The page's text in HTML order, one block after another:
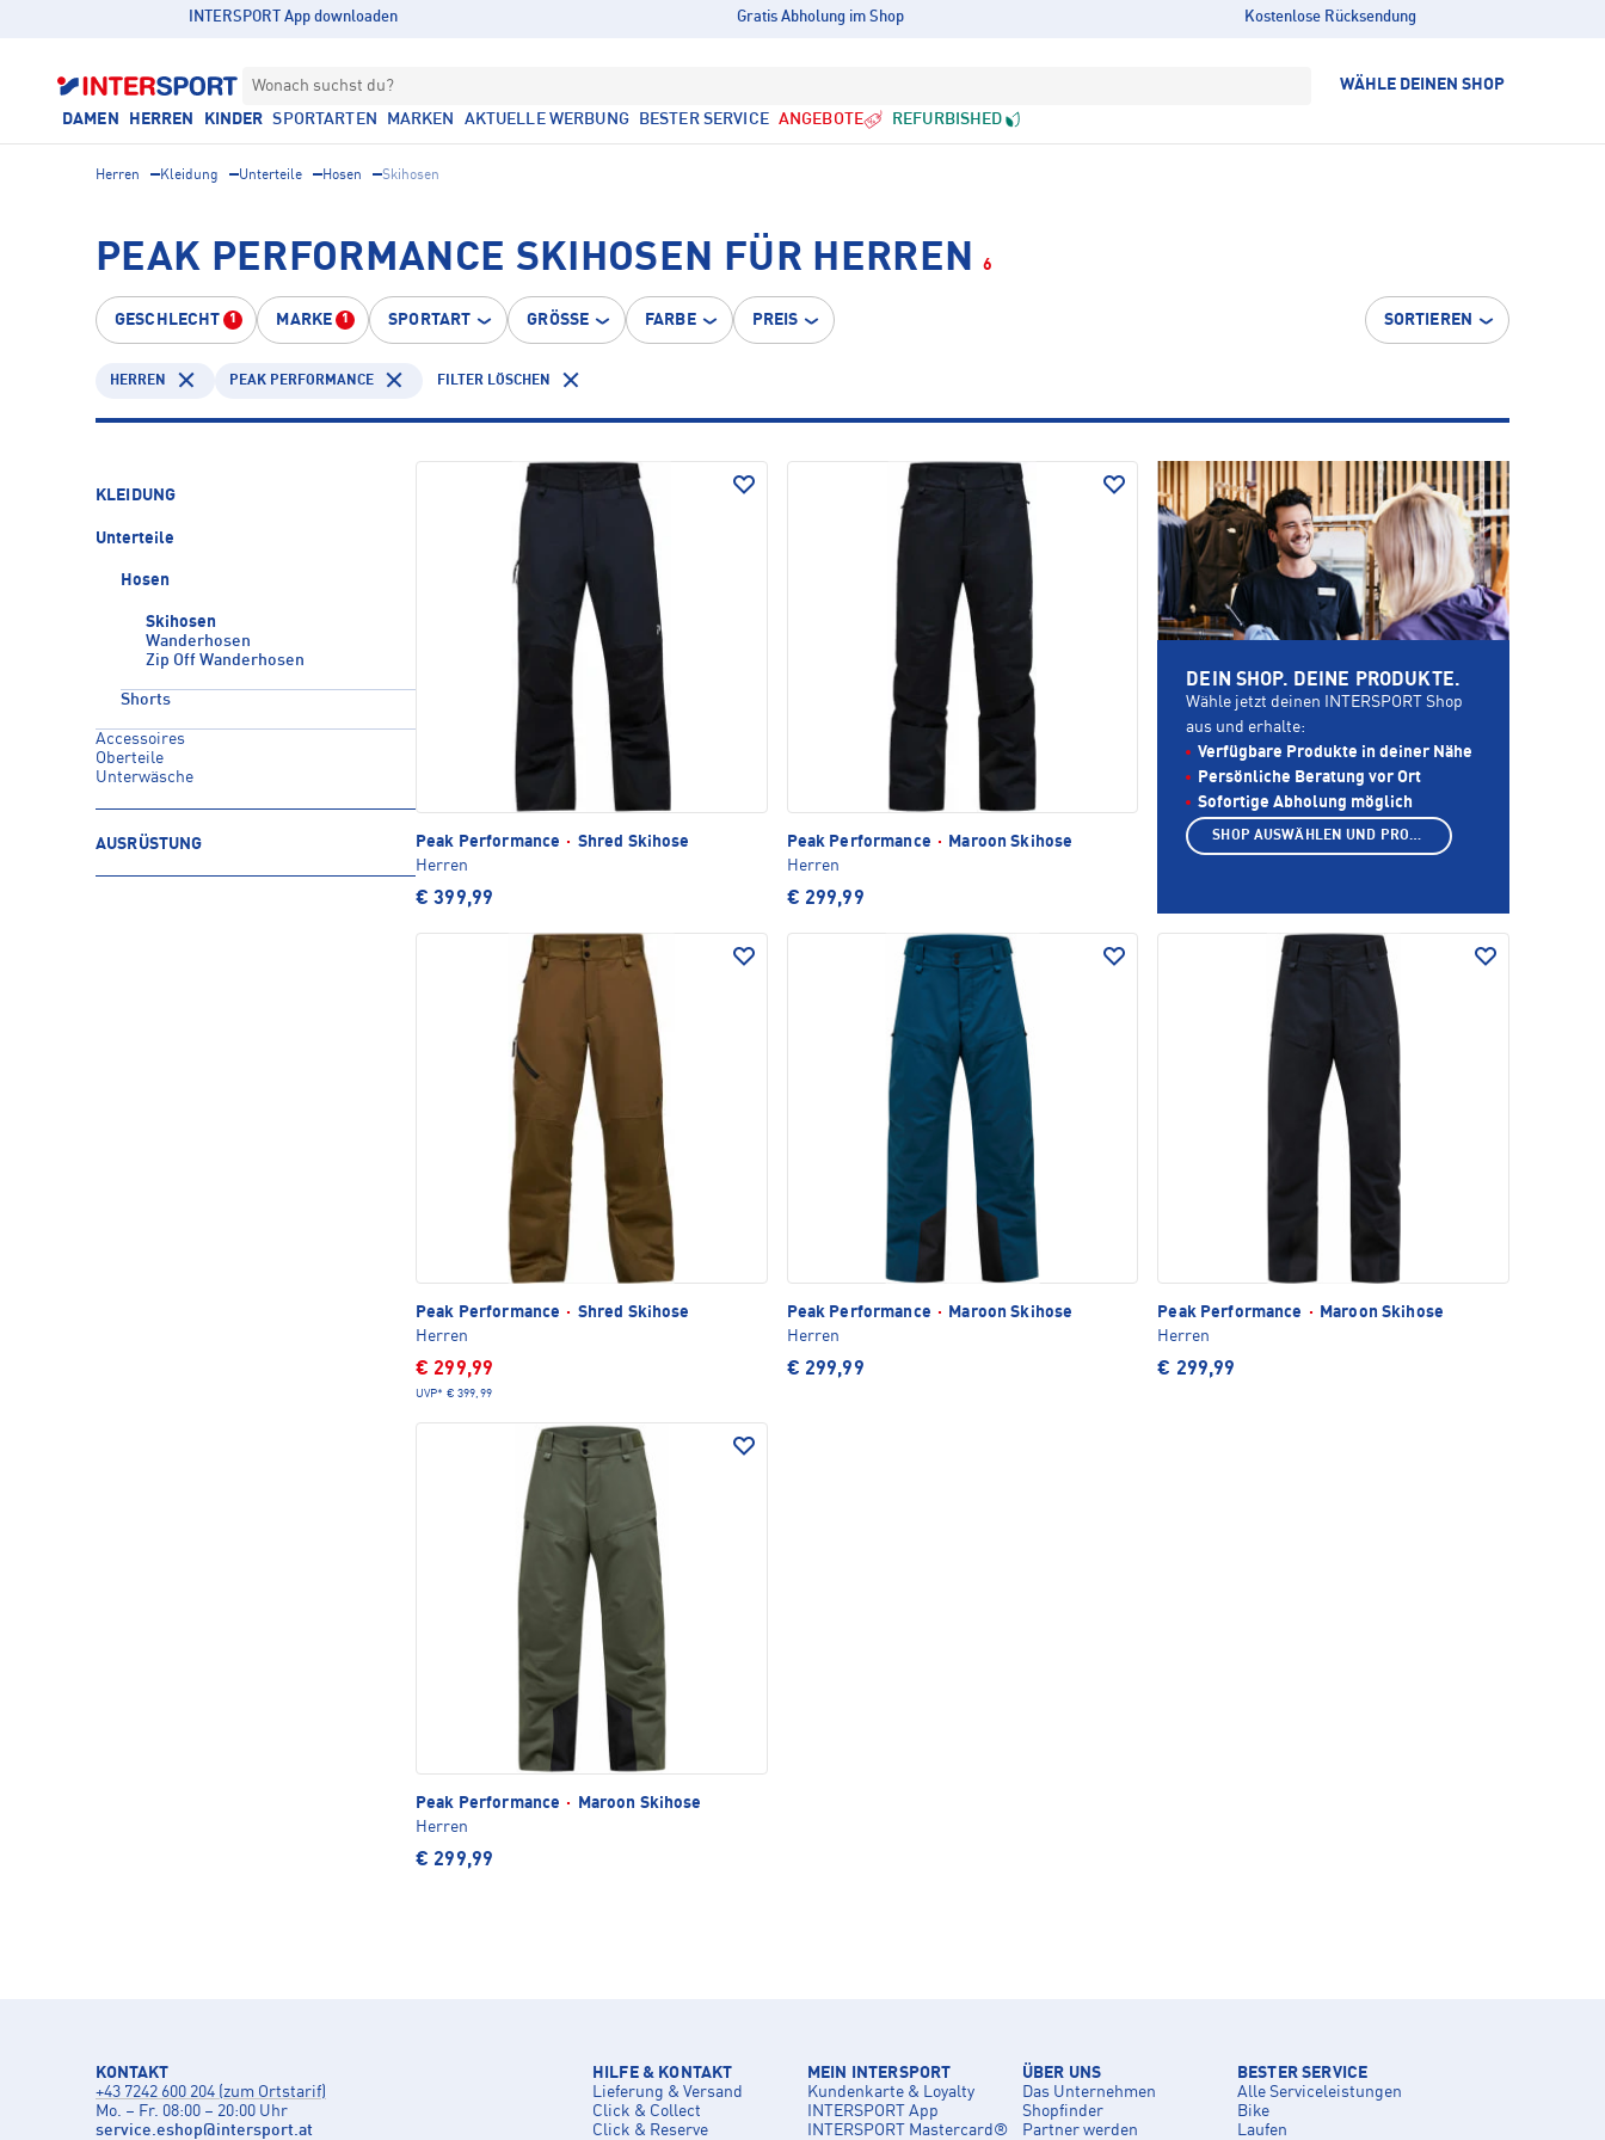
INTERSPORT App downloaden Gratis Abholung im Shop Kostenlose Rücksendung
Wonach suchst du? WÄHLE DEINEN SHOP
DAMEN HERREN KINDER SPORTARTEN MARKEN AKTUELLE WERBUNG BESTER SERVICE ANGEBOTE REFURBISHED
Herren Kleidung Unterteile Hosen Skihosen
PEAK PERFORMANCE SKIHOSEN FÜR HERREN 6
GESCHLECHT 1 MARKE 1 SPORTART GRÖSSE FARBE PREIS SORTIEREN
HERREN PEAK PERFORMANCE FILTER LÖSCHEN
KLEIDUNG
Unterteile
Hosen
Skihosen
Wanderhosen
Zip Off Wanderhosen
Shorts
Accessoires
Oberteile
Unterwäsche
AUSRÜSTUNG Peak Performance · Shred Skihose
Herren
€ 399,99
Peak Performance ·
Maroon Skihose
Herren
€ 299,99
Peak Performance · Shred Skihose
Herren
€ 299,99
UVP* € 399,99
Peak Performance ·
Maroon Skihose
Herren
€ 299,99
Peak Performance ·
Maroon Skihose
Herren
€ 299,99
Peak Performance ·
Maroon Skihose
Herren
€ 299,99
DEIN SHOP. DEINE PRODUKTE.
Wähle jetzt deinen INTERSPORT Shop
aus und erhalte:
Verfügbare Produkte in deiner Nähe
Persönliche Beratung vor Ort
Sofortige Abholung möglich
SHOP AUSWÄHLEN UND PRODUKTE ANZEIGEN
KONTAKT
+43 7242 600 204 (zum Ortstarif)
Mo. – Fr. 08:00 – 20:00 Uhr
service.eshop@intersport.at
HILFE & KONTAKT
Lieferung & Versand
Click & Collect
Click & Reserve
MEIN INTERSPORT
Kundenkarte & Loyalty
INTERSPORT App
INTERSPORT Mastercard®
ÜBER UNS
Das Unternehmen
Shopfinder
Partner werden
BESTER SERVICE
Alle Serviceleistungen
Bike
Laufen